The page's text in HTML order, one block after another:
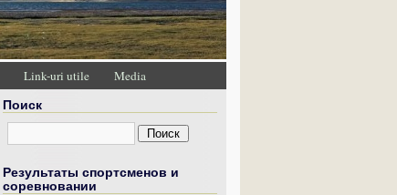
Link-uri utile Media
Поиск
Результаты спортсменов и
соревновании